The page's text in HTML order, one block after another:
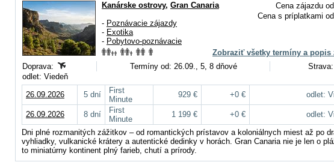
Cena zájazdu
Cena s príplatkami
Kanárske ostrovy, Gran Canaria
- Poznávacie zájazdy
- Exotika
- Pobytovo-poznávacie
Zobraziť všetky termíny a popis
Doprava:
Termíny od: 26.09., 5, 8 dňové
odlet: Viedeň
26.09.2026
5 dní
First
Minute
929 € +0 € odlet:
26.09.2026 8 dní
First
Minute
1 199 € +0 €
odlet:
Dni plné rozmanitých zážitkov – od romantických prístavov a koloniálnych miest až po
vyhliadky, vulkanické krátery a autentické dedinky v horách. Gran Canaria nie je len o
to miniatúrny kontinent plný farieb, chutí a prírody.